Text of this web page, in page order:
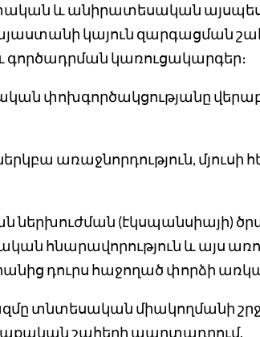
և անիրատեսական այսպես
կայուն զարգացման
գործադրման կառուցակարգեր։
փոխգործակցությանը
առաջնորդություն, մյուսի
ներխուժման (էկսպանսիայի)
հնարավորություն և այս
դուրս հաջողած փորձի
տնտեսական միակողմանի
շահերի պարտադրում,